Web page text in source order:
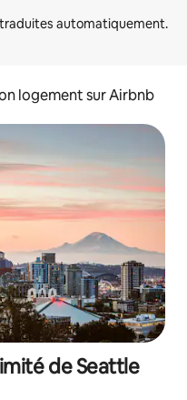
logement sur Airbnb
de Seattle